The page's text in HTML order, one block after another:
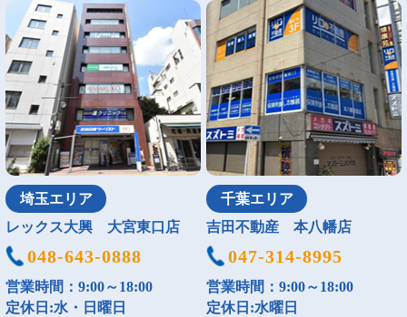
埼玉エリア
レックス大興 大宮東口店
048-643-0888
営業時間：9:00～18:00
定休日:水・日曜日
千葉エリア
吉田不動産 本八幡店
047-314-8995
営業時間：9:00～18:00
定休日:水曜日